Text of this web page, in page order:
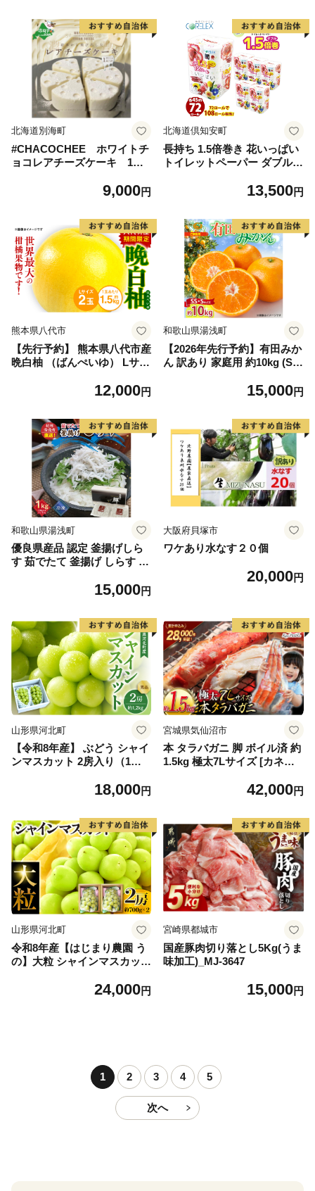
直送 】
北海道別海町
#CHACOCHEE ホワイトチ
ョコレアチーズケーキ 1ホ
海町,チーズ,ちーず,チーズケ
9,000円
北海道倶知安町
長持ち 1.5倍巻き 花いっぱい
トイレットペーパー ダブル 4
プリント ハーブ 香り付き 日
品 備蓄 送料無料 北海道 倶知
安町 日用品
13,500円
熊本県八代市
【先行予約】 熊本県八代市産
晩白柚 （ばんぺいゆ） Lサイ
もの フルーツ おやつ 特産 熊
12,000円
和歌山県湯浅町
【2026年先行予約】有田みか
ん 訳あり 家庭用 約10kg (S
ん フルーツ 柑橘 果物 果実
6098
15,000円
和歌山県湯浅町
優良県産品 認定 釜揚げしら
す 茹でたて 釜揚げ しらす 無
国産 海の幸 海鮮 魚介 紀州湯
無料_C6035n
15,000円
大阪府貝塚市
ワケあり水なす２０個
20,000円
山形県河北町
【令和8年産】 ぶどう シャイ
ンマスカット 2房入り（1房6
産【山形eLab】 ka074-023-r
18,000円
宮城県気仙沼市
本 タラバガニ 脚 ボイル済 約
1.5kg 極太7Lサイズ [カネダ
6] カニ かに 蟹 たらばがに た
42,000円
山形県河北町
令和8年産【はじまり農園 う
の】大粒 シャインマスカット
河北町産 【河北町観光物産協
24,000円
宮崎県都城市
国産豚肉切り落とし5Kg(うま
味加工)_MJ-3647
15,000円
1 2 3 4 5
次へ